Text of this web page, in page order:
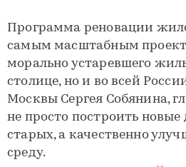
Программа реновации
самым масштабным
морально устаревшего
столице, но и во всей
Москвы Сергея Собянина,
не просто построить новые
старых, а качественно
среду.